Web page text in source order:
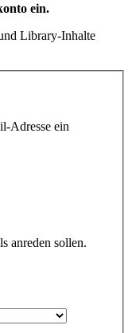
ein.
Library-Inhalte
Adresse ein
anreden sollen.